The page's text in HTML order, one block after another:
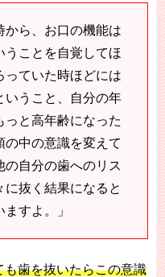
から、お口の機能は
うことを自覚してほ
っていた時ほどには
いうこと、自分の年
と高年齢になった
中の意識を変えて
自分の歯へのリス
に抜く結果になると
すよ。」
歯を抜いたらこの意識